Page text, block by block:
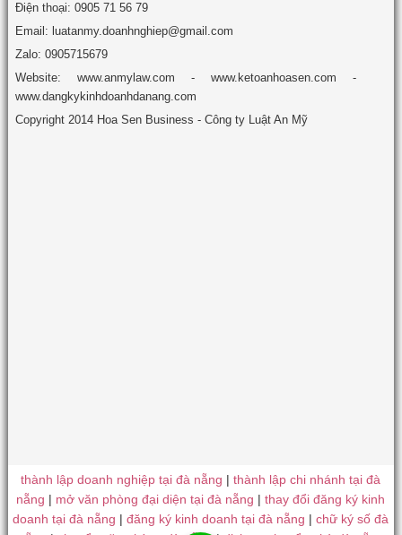
Điện thoại: 0905 71 56 79
Email: luatanmy.doanhnghiep@gmail.com
Zalo: 0905715679
Website: www.anmylaw.com - www.ketoanhoasen.com -
www.dangkykinhdoanhdanang.com
Copyright 2014 Hoa Sen Business - Công ty Luật An Mỹ
thành lập doanh nghiệp tại đà nẵng |thành lập chi nhánh tại đà
nẵng | mở văn phòng đại diện tại đà nẵng |thay đổi đăng ký kinh
doanh tại đà nẵng |đăng ký kinh doanh tại đà nẵng |chữ ký số đà